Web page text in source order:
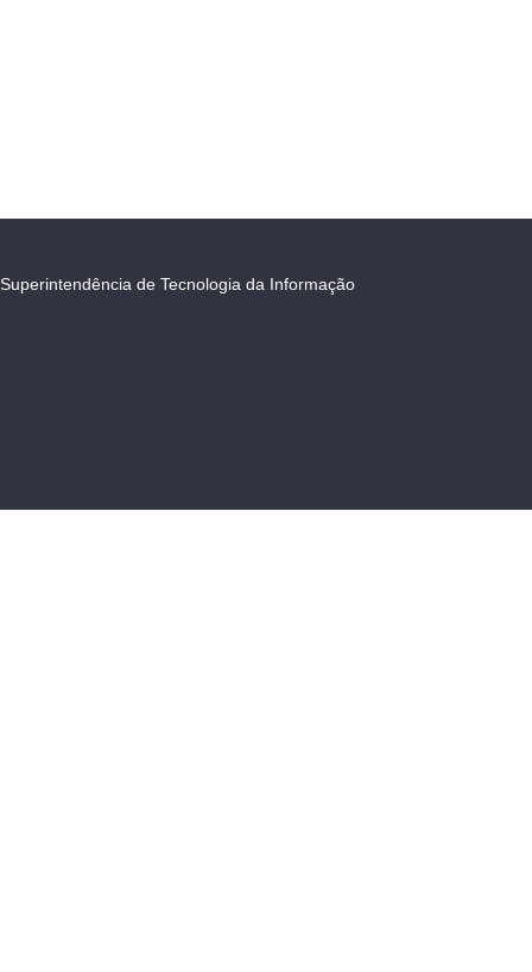
Superintendência de Tecnologia da Informação